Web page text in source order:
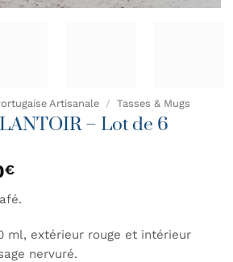
Artisanale / Tasses & Mugs
– Lot de 6
€Le
prix
actuel
55.00€.
ml, extérieur rouge et intérieur
nervuré.